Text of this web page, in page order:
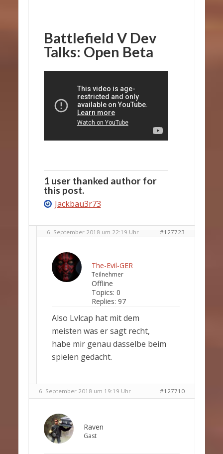
Battlefield V Dev
Talks: Open Beta
1 user thanked author for
this post.
Jackbau3r73
6. September 2018 um 22:19 Uhr #127723
The-Evil-GER
Teilnehmer
Offline
Topics: 0
Replies: 97
Also Lvlcap hat mit dem
meisten was er sagt recht,
habe mir genau dasselbe beim
spielen gedacht.
6. September 2018 um 19:19 Uhr #127710
Raven
Gast